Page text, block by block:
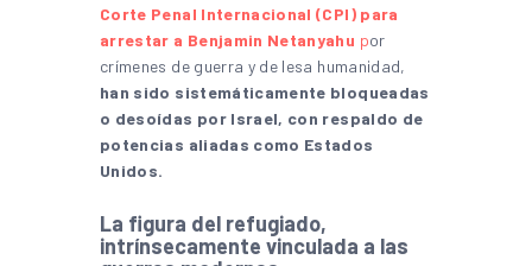
Corte Penal Internacional (CPI) para
arrestar a Benjamin Netanyahu por
crímenes de guerra y de lesa humanidad,
han sido sistemáticamente bloqueadas
o desoídas por Israel, con respaldo de
potencias aliadas como Estados
Unidos.
La figura del refugiado,
intrínsecamente vinculada a las